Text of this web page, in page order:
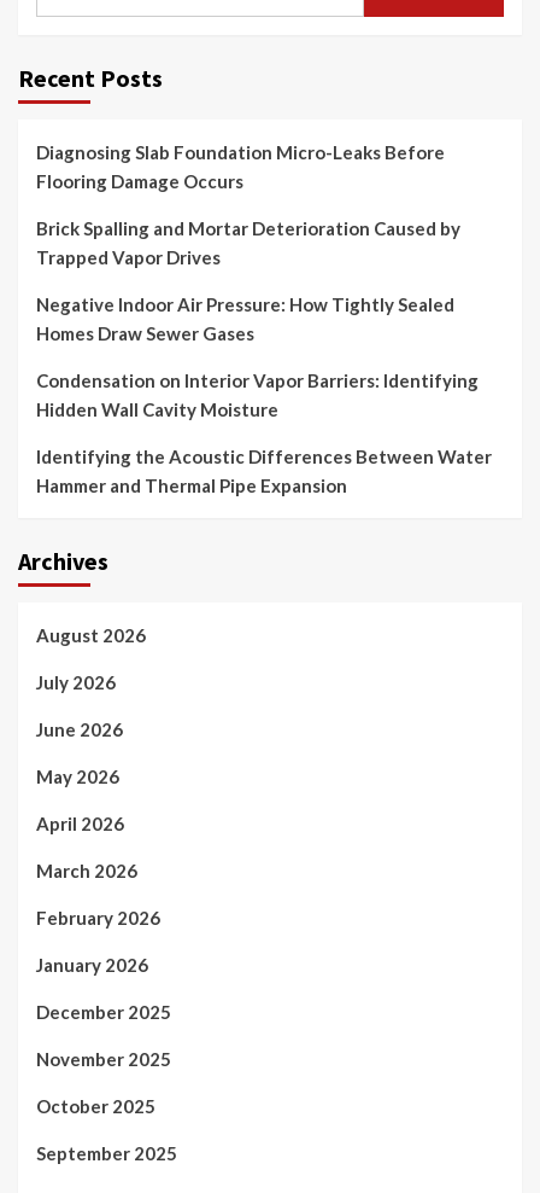
Recent Posts
Diagnosing Slab Foundation Micro-Leaks Before
Flooring Damage Occurs
Brick Spalling and Mortar Deterioration Caused by
Trapped Vapor Drives
Negative Indoor Air Pressure: How Tightly Sealed
Homes Draw Sewer Gases
Condensation on Interior Vapor Barriers: Identifying
Hidden Wall Cavity Moisture
Identifying the Acoustic Differences Between Water
Hammer and Thermal Pipe Expansion
Archives
August 2026
July 2026
June 2026
May 2026
April 2026
March 2026
February 2026
January 2026
December 2025
November 2025
October 2025
September 2025